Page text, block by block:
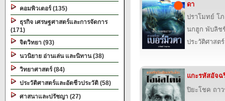
คอมพิวเตอร์ (135)
ธุรกิจ เศรษฐศาสตร์และการจัดการ
(171)
จิตวิทยา (93)
นวนิยาย อ่านเล่น และนิทาน (38)
วิทยาศาสตร์ (84)
ประวัติศาสตร์และอัตชีวประวัติ (58)
ศาสนาและปรัชญา (27)
ดา
ปราโมทย์ โ
นกฮูก พับลิช
ประวัติศาสต
แกะ​รหัส​อัจฉ
ปิยะ​โชค ถา